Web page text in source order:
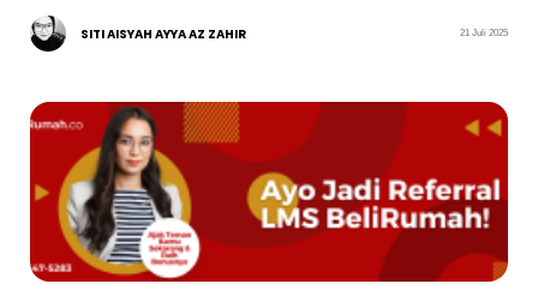
SITI AISYAH AYYA AZ ZAHIR 21 Juli 2025